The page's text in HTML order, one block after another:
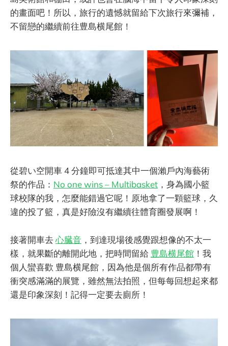
的畫面吧！所以，旅行的遺憾就留給下次旅行來彌補，
不留戀的繼續前往豊島横尾館！
從碧い空開車 4 分鐘即可抵達其中一個瀨戶內海藝術
祭的作品： No one wins – Multibasket ，身為國小籃
球校隊的我，怎麼能錯過它呢！原地拿了一顆籃球，久
違的投了籃，真是好險沒有繼續往體育圈發展啊！
接著開車去心臓音 ，到達現場後感覺跟想像的不太一
樣，就果斷的離開此地，把時間留給 豊島横尾館 ！我
個人蠻喜歡 豊島横尾館，因為他是個所有作品都帶有
衝突感滿滿的展覽，雖然無法拍照，但每每回想起來都
還是印象深刻！記得一定要去廁所！